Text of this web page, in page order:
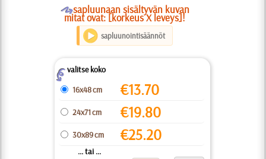
Osapluunaan sisältyvän kuvan
mitat ovat: [korkeus X leveys]!
sapluunointisäännöt
Zvalitse koko
16x48 cm
€13.70
24x71 cm €19.80
30x89 cm €25.20
... tai ...